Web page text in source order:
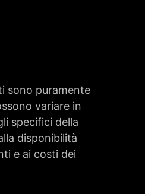
sono puramente
variare in
specifici della
disponibilità
e ai costi dei